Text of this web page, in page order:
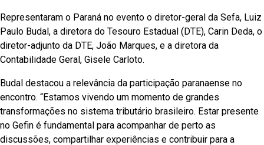
Representaram o Paraná no evento o diretor-geral da Sefa, Luiz
Paulo Budal, a diretora do Tesouro Estadual (DTE), Carin Deda, o
diretor-adjunto da DTE, João Marques, e a diretora da
Contabilidade Geral, Gisele Carloto.
Budal destacou a relevância da participação paranaense no
encontro. “Estamos vivendo um momento de grandes
transformações no sistema tributário brasileiro. Estar presente
no Gefin é fundamental para acompanhar de perto as
discussões, compartilhar experiências e contribuir para a